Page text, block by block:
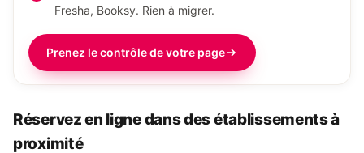
Fresha, Booksy. Rien à migrer.
Prenez le contrôle de votre page
Réservez en ligne dans des établissements à
proximité